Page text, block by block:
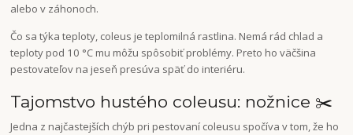
alebo v záhonoch.
Čo sa týka teploty, coleus je teplomilná rastlina. Nemá rád chlad a
teploty pod 10 °C mu môžu spôsobiť problémy. Preto ho väčšina
pestovateľov na jeseň presúva späť do interiéru.
Tajomstvo hustého coleusu: nožnice ✂️
Jedna z najčastejších chýb pri pestovaní coleusu spočíva v tom, že ho